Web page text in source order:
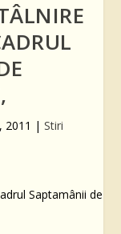
2011 | Stiri